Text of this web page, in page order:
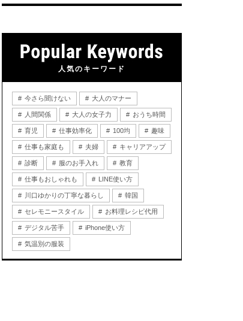
人気のキーワード
今さら聞けない 大人のマナー
人間関係 大人の女子力 おうち時間
育児 仕事効率化 100均 趣味
仕事も家庭も 夫婦 キャリアアップ
診断 服のお手入れ 教育
仕事もおしゃれも LINE使い方
川口ゆかりの丁寧な暮らし 韓国
セレモニースタイル お料理レシピ代用
デジタル苦手 iPhone使い方
気温別の服装